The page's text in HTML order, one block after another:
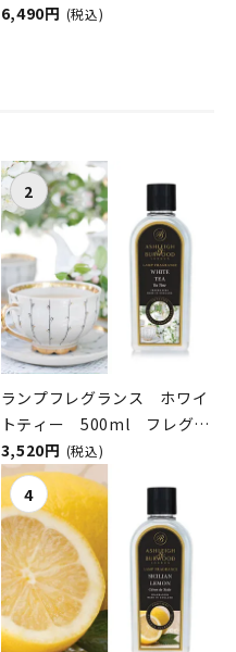
ASHLEIGH&BURWOOD（ア
6,490円 (税込)
ランプフレグランス ホワイ
トティー 500ml フレグラ
ンスランプ用オイル
ASHLEIGH&BURWOOD（ア
シュレイアンドバーウッド）
3,520円 (税込)